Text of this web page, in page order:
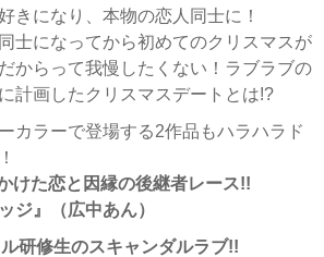
きになり、本物の恋人同士に！
士になってから初めてのクリスマスが
からって我慢したくない！ラブラブの
計画したクリスマスデートとは!?
カラーで登場する2作品もハラハラド
けた恋と因縁の後継者レース!!
ジ』（広中あん）
研修生のスキャンダルラブ!!